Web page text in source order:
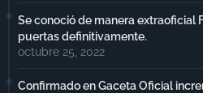
Se conoció de manera extraoficial
puertas definitivamente.
octubre 25, 2022
Confirmado en Gaceta Oficial